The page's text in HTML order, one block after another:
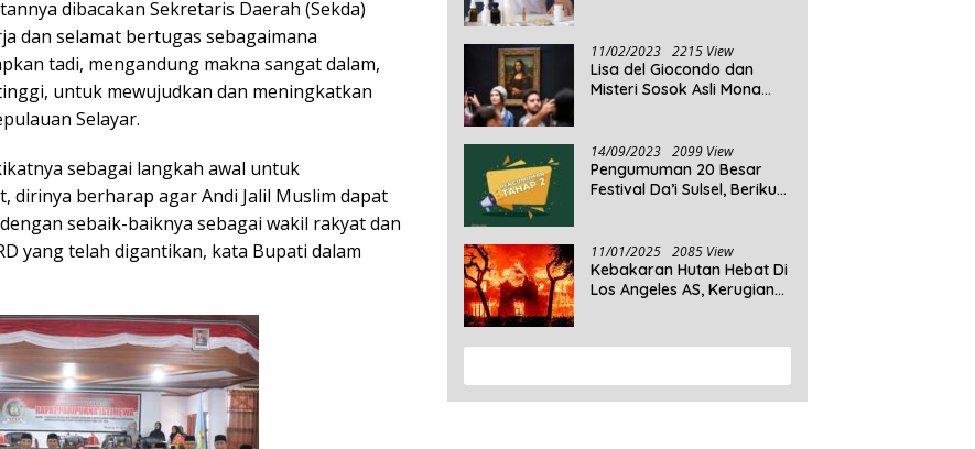
dibacakan Sekretaris Daerah (Sekda)
dan selamat bertugas sebagaimana
tadi, mengandung makna sangat dalam,
untuk mewujudkan dan meningkatkan
Selayar.
sebagai langkah awal untuk
dirinya berharap agar Andi Jalil Muslim dapat
sebaik-baiknya sebagai wakil rakyat dan
yang telah digantikan, kata Bupati dalam
Aman Untuk Dikonsumsi
11/02/2023 2215 View
Lisa del Giocondo dan
Misteri Sosok Asli Mona
14/09/2023 2099 View
Pengumuman 20 Besar
Festival Da’i Sulsel, Berikut
11/01/2025 2085 View
Kebakaran Hutan Hebat Di
Los Angeles AS, Kerugian